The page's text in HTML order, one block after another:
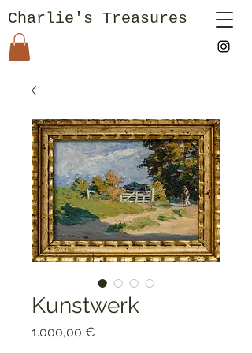
Charlie's Treasures
Kunstwerk
1.000,00 €